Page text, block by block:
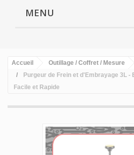
MENU
Accueil Outillage / Coffret / Mesure
Purgeur de Frein et d'Embrayage 3L -
Facile et Rapide